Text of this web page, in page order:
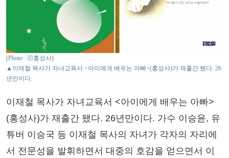
(Photo : ⓒ홍성사)
▲이재철 목사가 자녀교육서 <아이에게 배우는 아빠>(홍성사)가 재출간 됐다. 26
년만이다.
이재철 목사가 자녀교육서 <아이에게 배우는 아빠>
(홍성사)가 재출간 됐다. 26년만이다. 가수 이승윤, 유
튜버 이승국 등 이재철 목사의 자녀가 각자의 자리에
서 전문성을 발휘하면서 대중의 호감을 얻으면서 이